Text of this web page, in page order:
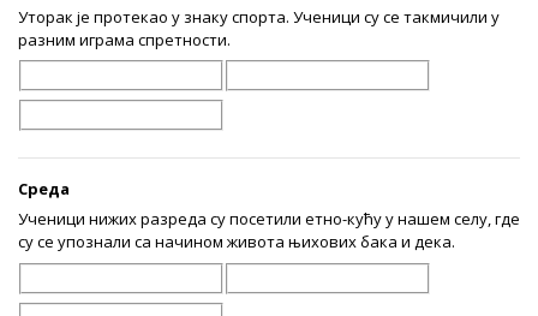
Уторак је протекао у знаку спорта. Ученици су се такмичили у
разним играма спретности.
Среда
Ученици нижих разреда су посетили етно-кућу у нашем селу, где
су се упознали са начином живота њихових бака и дека.